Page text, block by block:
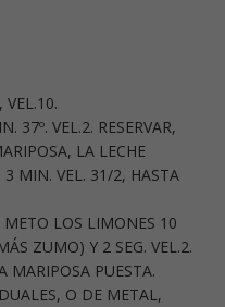
VEL.10.
37º. VEL.2. RESERVAR,
LA LECHE
3 MIN. VEL. 31/2, HASTA
LOS LIMONES 10
ZUMO) Y 2 SEG. VEL.2.
MARIPOSA PUESTA.
O DE METAL,